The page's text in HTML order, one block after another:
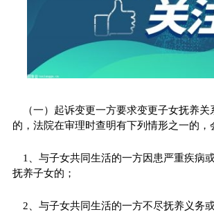
（一）起诉变更一方要求变更子女抚养
的，法院在审理时查明有下列情形之一的，
1、与子女共同生活的一方因患严重疾病
抚养子女的；
2、与子女共同生活的一方不尽抚养义务